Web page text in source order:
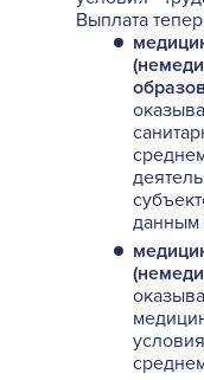
Выплата
данным